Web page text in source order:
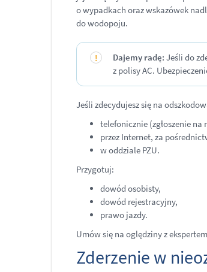
o wypadkach oraz wskazówek
do wodopoju.
Dajemy radę: Jeśli do
z polisy AC.
​Jeśli zdecydujesz się na
telefonicznie (zgłoszenie na
przez Internet, za
w oddziale PZU.
Przygotuj:
dowód osobisty,
dowód rejestracyjny,
prawo jazdy.
Umów się na oględziny z
Zderzenie w